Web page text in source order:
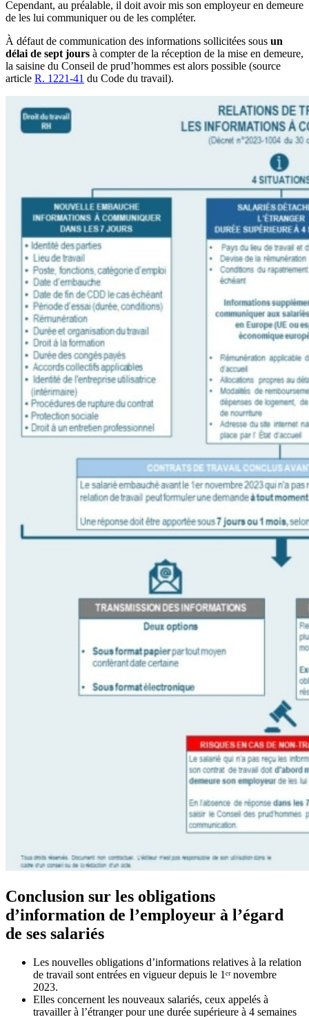
Cependant, au préalable, il doit avoir mis son employeur en demeure
de les lui communiquer ou de les compléter.
À défaut de communication des informations sollicitées sous un
délai de sept jours à compter de la réception de la mise en demeure,
la saisine du Conseil de prud’hommes est alors possible (source
article R. 1221-41 du Code du travail).
Conclusion sur les obligations
d’information de l’employeur à l’égard
de ses salariés
Les nouvelles obligations d’informations relatives à la relation
de travail sont entrées en vigueur depuis le 1ᵉʳ novembre
2023.
Elles concernent les nouveaux salariés, ceux appelés à
travailler à l’étranger pour une durée supérieure à 4 semaines